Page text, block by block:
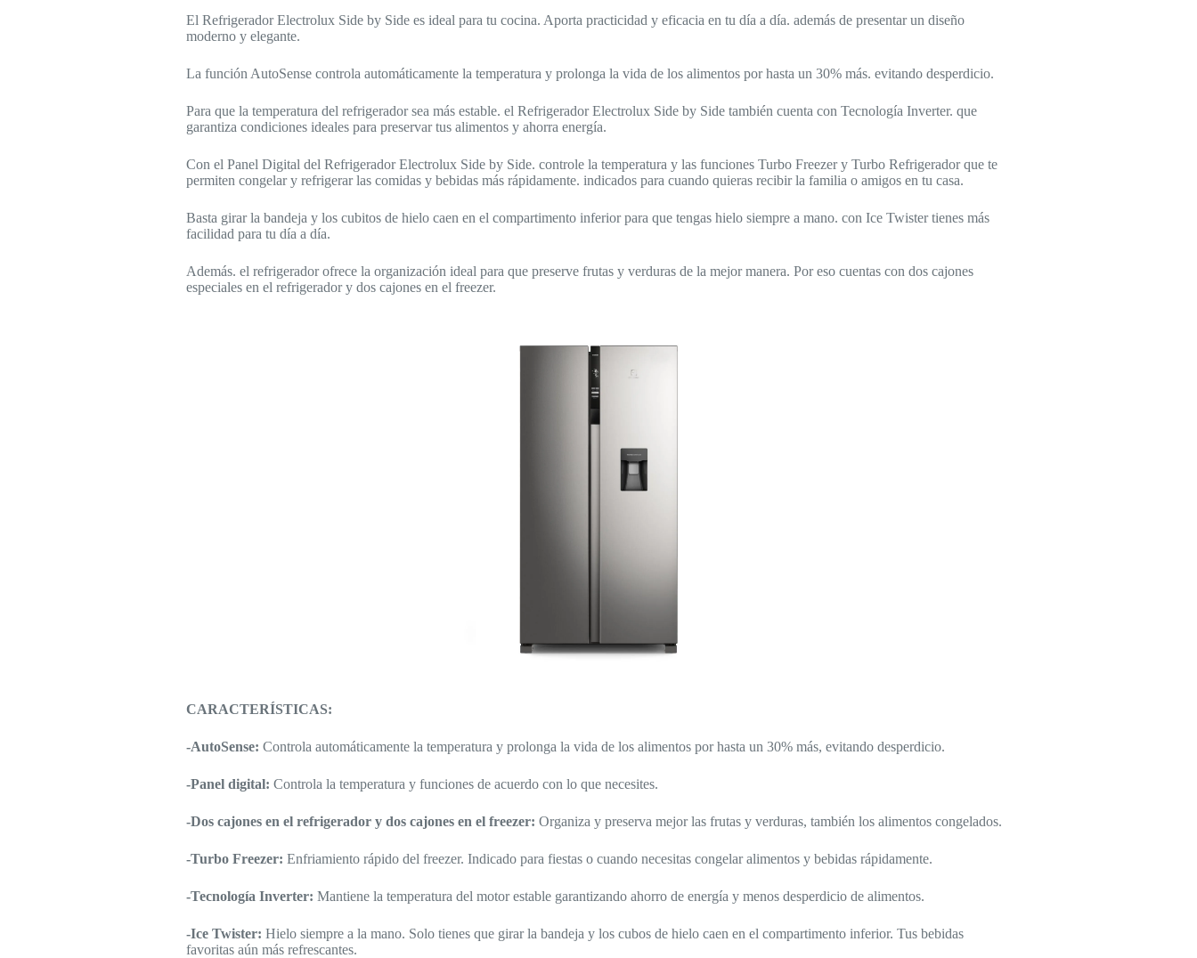
El Refrigerador Electrolux Side by Side es ideal para tu cocina. Aporta practicidad y eficacia en tu día a día. además de presentar un diseño
moderno y elegante.
La función AutoSense controla automáticamente la temperatura y prolonga la vida de los alimentos por hasta un 30% más. evitando desperdicio.
Para que la temperatura del refrigerador sea más estable. el Refrigerador Electrolux Side by Side también cuenta con Tecnología Inverter. que
garantiza condiciones ideales para preservar tus alimentos y ahorra energía.
Con el Panel Digital del Refrigerador Electrolux Side by Side. controle la temperatura y las funciones Turbo Freezer y Turbo Refrigerador que te
permiten congelar y refrigerar las comidas y bebidas más rápidamente. indicados para cuando quieras recibir la familia o amigos en tu casa.
Basta girar la bandeja y los cubitos de hielo caen en el compartimento inferior para que tengas hielo siempre a mano. con Ice Twister tienes más
facilidad para tu día a día.
Además. el refrigerador ofrece la organización ideal para que preserve frutas y verduras de la mejor manera. Por eso cuentas con dos cajones
especiales en el refrigerador y dos cajones en el freezer.
CARACTERÍSTICAS:
-AutoSense: Controla automáticamente la temperatura y prolonga la vida de los alimentos por hasta un 30% más, evitando desperdicio.
-Panel digital: Controla la temperatura y funciones de acuerdo con lo que necesites.
-Dos cajones en el refrigerador y dos cajones en el freezer: Organiza y preserva mejor las frutas y verduras, también los alimentos congelados.
-Turbo Freezer: Enfriamiento rápido del freezer. Indicado para fiestas o cuando necesitas congelar alimentos y bebidas rápidamente.
-Tecnología Inverter: Mantiene la temperatura del motor estable garantizando ahorro de energía y menos desperdicio de alimentos.
-Ice Twister: Hielo siempre a la mano. Solo tienes que girar la bandeja y los cubos de hielo caen en el compartimento inferior. Tus bebidas
favoritas aún más refrescantes.